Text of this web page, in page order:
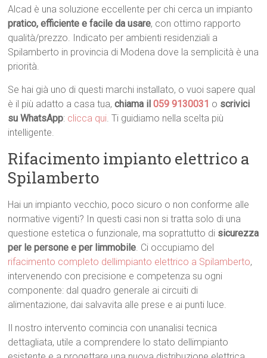
Alcad è una soluzione eccellente per chi cerca un impianto
pratico, efficiente e facile da usare, con ottimo rapporto
qualità/prezzo. Indicato per ambienti residenziali a
Spilamberto in provincia di Modena dove la semplicità è una
priorità.
Se hai già uno di questi marchi installato, o vuoi sapere qual
è il più adatto a casa tua,chiama il059 9130031 o scrivici
su WhatsApp: clicca qui. Ti guidiamo nella scelta più
intelligente.
Rifacimento impianto elettrico a
Spilamberto
Hai un impianto vecchio, poco sicuro o non conforme alle
normative vigenti? In questi casi non si tratta solo di una
questione estetica o funzionale, ma soprattutto di sicurezza
per le persone e per limmobile. Ci occupiamo del
rifacimento completo dellimpianto elettrico a Spilamberto,
intervenendo con precisione e competenza su ogni
componente: dal quadro generale ai circuiti di
alimentazione, dai salvavita alle prese e ai punti luce.
Il nostro intervento comincia con unanalisi tecnica
dettagliata, utile a comprendere lo stato dellimpianto